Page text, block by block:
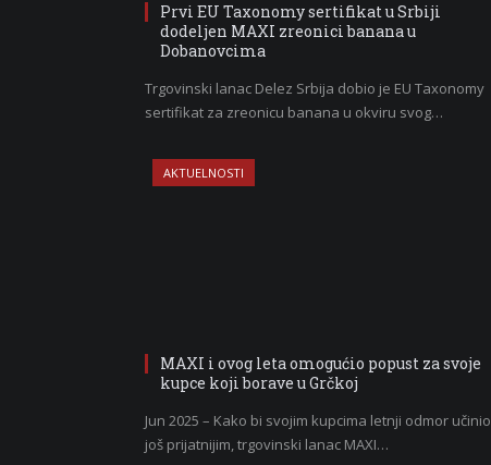
Prvi EU Taxonomy sertifikat u Srbiji
dodeljen MAXI zreonici banana u
Dobanovcima
Trgovinski lanac Delez Srbija dobio je EU Taxonomy
sertifikat za zreonicu banana u okviru svog…
AKTUELNOSTI
MAXI i ovog leta omogućio popust za svoje
kupce koji borave u Grčkoj
Jun 2025 – Kako bi svojim kupcima letnji odmor učinio
još prijatnijim, trgovinski lanac MAXI…